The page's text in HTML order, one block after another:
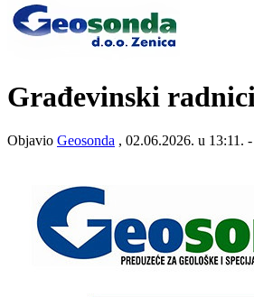
Građevinski
Objavio Geosonda , 02.06.2026. u 13:11. -